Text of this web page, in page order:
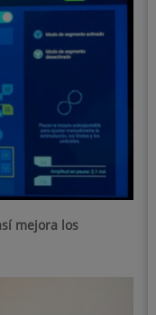
mejora los